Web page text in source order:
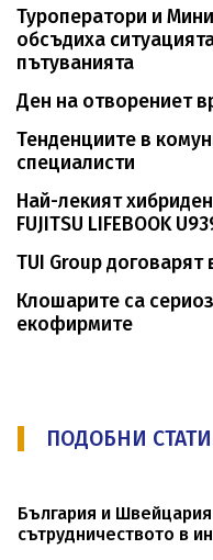
Туроператори и
обсъдиха
пътуванията
Ден на отворениет
Тенденциите в
специалисти
Най-лекият
FUJITSU LIFEBOOK
TUI Group договарят
Клошарите са
екофирмите
ПОДОБНИ
България и
сътрудничеството в